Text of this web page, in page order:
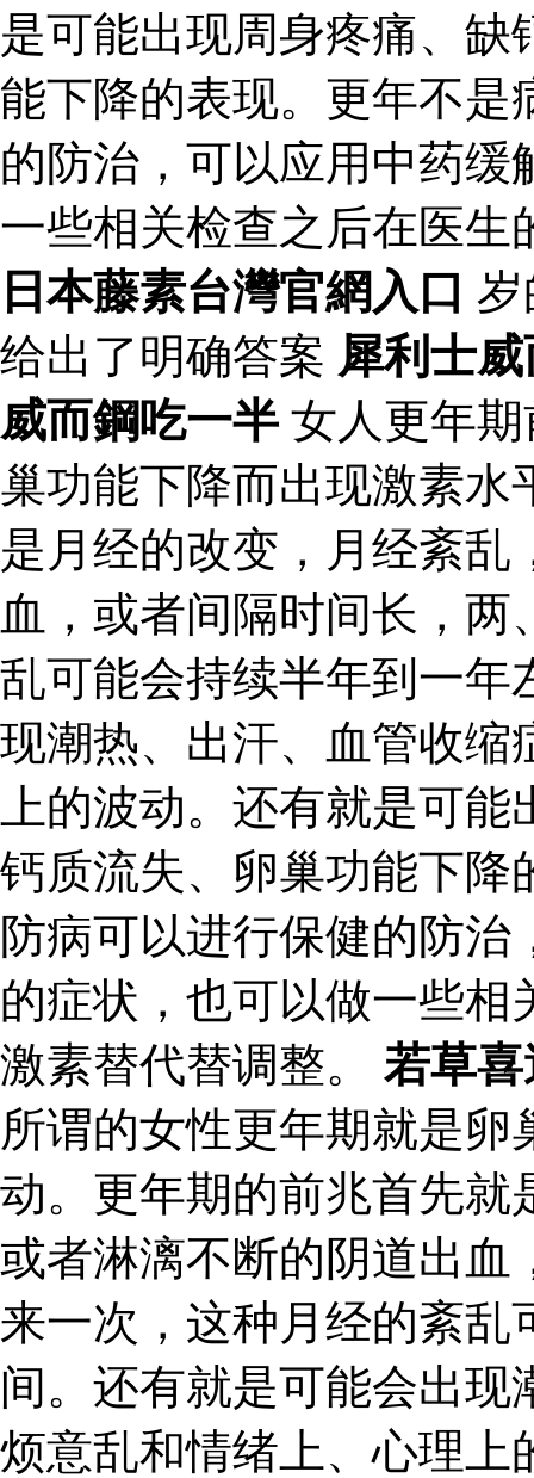
是可能出现周身疼痛、
能下降的表现。更年不是
的防治，可以应用中药
一些相关检查之后在医生
日本藤素台灣官網入口 岁
给出了明确答案 犀利士
威而鋼吃一半 女人更年
巢功能下降而出现激素水
是月经的改变，月经紊
血，或者间隔时间长，
乱可能会持续半年到一年
现潮热、出汗、血管收缩
上的波动。还有就是可
钙质流失、卵巢功能下降
防病可以进行保健的防
的症状，也可以做一些
激素替代替调整。 若草
所谓的女性更年期就是
动。更年期的前兆首先就
或者淋漓不断的阴道出血
来一次，这种月经的紊乱
间。还有就是可能会出
烦意乱和情绪上、心理上